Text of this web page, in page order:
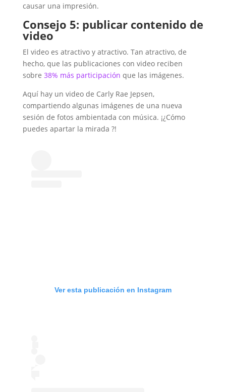
causar una impresión.
Consejo 5: publicar contenido de
video
El video es atractivo y atractivo. Tan atractivo, de
hecho, que las publicaciones con video reciben
sobre 38% más participación que las imágenes.
Aquí hay un video de Carly Rae Jepsen,
compartiendo algunas imágenes de una nueva
sesión de fotos ambientada con música. ¡¿Cómo
puedes apartar la mirada ?!
Ver esta publicación en Instagram